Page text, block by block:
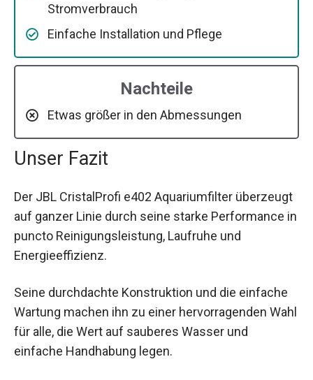
Stromverbrauch
Einfache Installation und Pflege
Nachteile
Etwas größer in den Abmessungen
Unser Fazit
Der JBL CristalProfi e402 Aquariumfilter überzeugt
auf ganzer Linie durch seine starke Performance in
puncto Reinigungsleistung, Laufruhe und
Energieeffizienz.
Seine durchdachte Konstruktion und die einfache
Wartung machen ihn zu einer hervorragenden Wahl
für alle, die Wert auf sauberes Wasser und
einfache Handhabung legen.